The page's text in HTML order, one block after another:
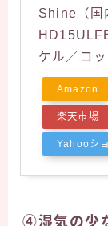
Shine（国
ケル／コ
Amazon
楽天市場
Yahooシ
④湿気の少